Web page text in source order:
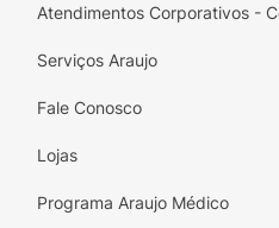
energia e satisfaz o
suportar as mordidas,
Atendimentos Corporativos -
Serviços Araujo
Fale Conosco
Lojas
Programa Araujo Médico